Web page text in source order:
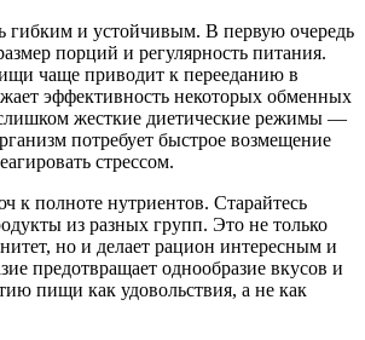
гибким и устойчивым. В первую очередь
порций и регулярность питания.
чаще приводит к перееданию в
эффективность некоторых обменных
жесткие диетические режимы —
потребует быстрое возмещение
стрессом.
к полноте нутриентов. Старайтесь
из разных групп. Это не только
но и делает рацион интересным и
предотвращает однообразие вкусов и
пищи как удовольствия, а не как